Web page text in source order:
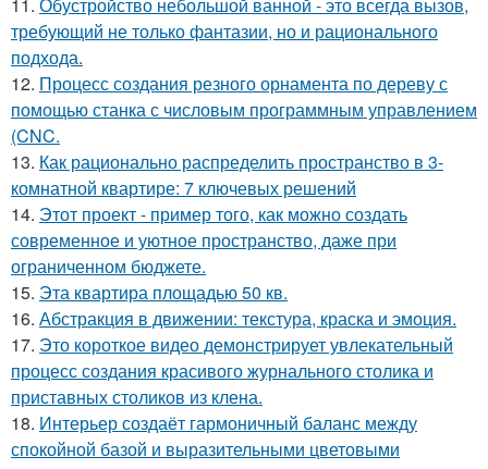
11. Обустройство небольшой ванной - это всегда вызов,
требующий не только фантазии, но и рационального
подхода.
12. Процесс создания резного орнамента по дереву с
помощью станка с числовым программным управлением
(CNC.
13. Как рационально распределить пространство в 3-
комнатной квартире: 7 ключевых решений
14. Этот проект - пример того, как можно создать
современное и уютное пространство, даже при
ограниченном бюджете.
15. Эта квартира площадью 50 кв.
16. Абстракция в движении: текстура, краска и эмоция.
17. Это короткое видео демонстрирует увлекательный
процесс создания красивого журнального столика и
приставных столиков из клена.
18. Интерьер создаёт гармоничный баланс между
спокойной базой и выразительными цветовыми